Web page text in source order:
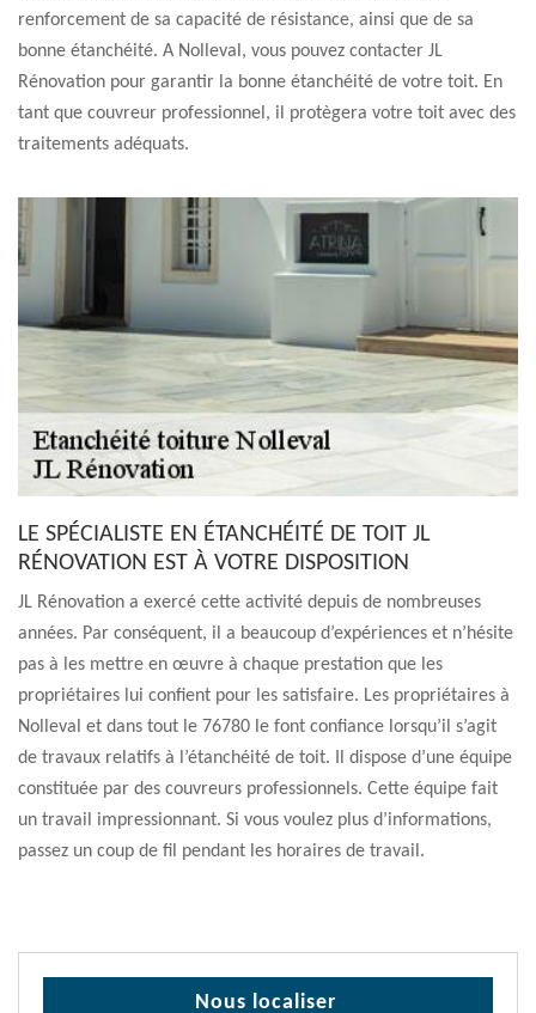
renforcement de sa capacité de résistance, ainsi que de sa
bonne étanchéité. A Nolleval, vous pouvez contacter JL
Rénovation pour garantir la bonne étanchéité de votre toit. En
tant que couvreur professionnel, il protègera votre toit avec des
traitements adéquats.
LE SPÉCIALISTE EN ÉTANCHÉITÉ DE TOIT JL
RÉNOVATION EST À VOTRE DISPOSITION
JL Rénovation a exercé cette activité depuis de nombreuses
années. Par conséquent, il a beaucoup d’expériences et n’hésite
pas à les mettre en œuvre à chaque prestation que les
propriétaires lui confient pour les satisfaire. Les propriétaires à
Nolleval et dans tout le 76780 le font confiance lorsqu’il s’agit
de travaux relatifs à l’étanchéité de toit. Il dispose d’une équipe
constituée par des couvreurs professionnels. Cette équipe fait
un travail impressionnant. Si vous voulez plus d’informations,
passez un coup de fil pendant les horaires de travail.
Nous localiser